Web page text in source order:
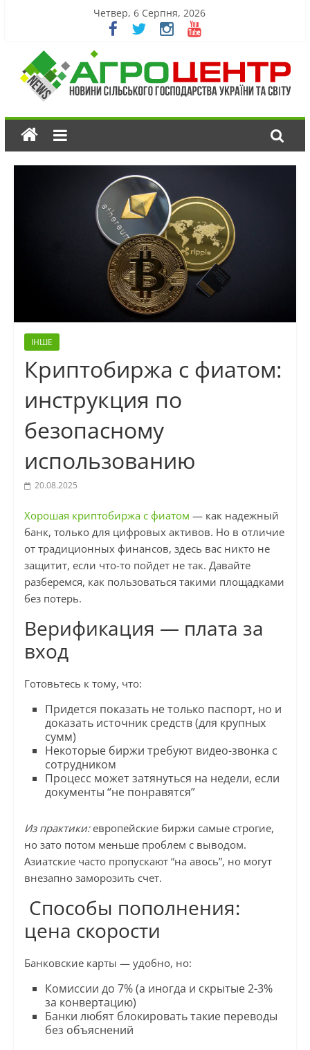
Четвер, 6 Серпня, 2026
ІНШЕ
Криптобиржа с фиатом:
инструкция по
безопасному
использованию
20.08.2025
Хорошая криптобиржа с фиатом — как надежный
банк, только для цифровых активов. Но в отличие
от традиционных финансов, здесь вас никто не
защитит, если что-то пойдет не так. Давайте
разберемся, как пользоваться такими площадками
без потерь.
Верификация — плата за
вход
Готовьтесь к тому, что:
Придется показать не только паспорт, но и
доказать источник средств (для крупных
сумм)
Некоторые биржи требуют видео-звонка с
сотрудником
Процесс может затянуться на недели, если
документы “не понравятся”
Из практики:европейские биржи самые строгие,
но зато потом меньше проблем с выводом.
Азиатские часто пропускают “на авось”, но могут
внезапно заморозить счет.
Способы пополнения:
цена скорости
Банковские карты — удобно, но:
Комиссии до 7% (а иногда и скрытые 2-3%
за конвертацию)
Банки любят блокировать такие переводы
без объяснений